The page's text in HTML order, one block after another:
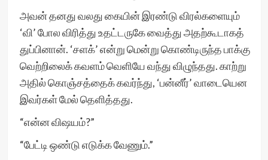
அவன் தனது வலது கையின் இரண்டு விரல்களையும்
‘வி’ போல விரித்து உதட்டருகே வைத்து அதற்கூடாகத்
துப்பினான். ‘சளக்’ என்று மென்று கொண்டிருந்த பாக்கு
வெற்றிலைக் கவளம் வெளியே வந்து விழுந்தது. காற்று
அதில் கொஞ்சத்தைக் கவர்ந்து, ‘பன்னீர்’ வாடையென
இவர்கள் மேல் தெளித்தது.
“என்ன விஷயம்?”
“பேட்டி ஒண்டு எடுக்க வேணும்.”